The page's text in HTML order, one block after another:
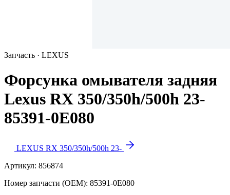
Запчасть · LEXUS
Форсунка омывателя задняя
Lexus RX 350/350h/500h 23-
85391-0E080
LEXUS RX 350/350h/500h 23-
Артикул: 856874
Номер запчасти (OEM): 85391-0E080